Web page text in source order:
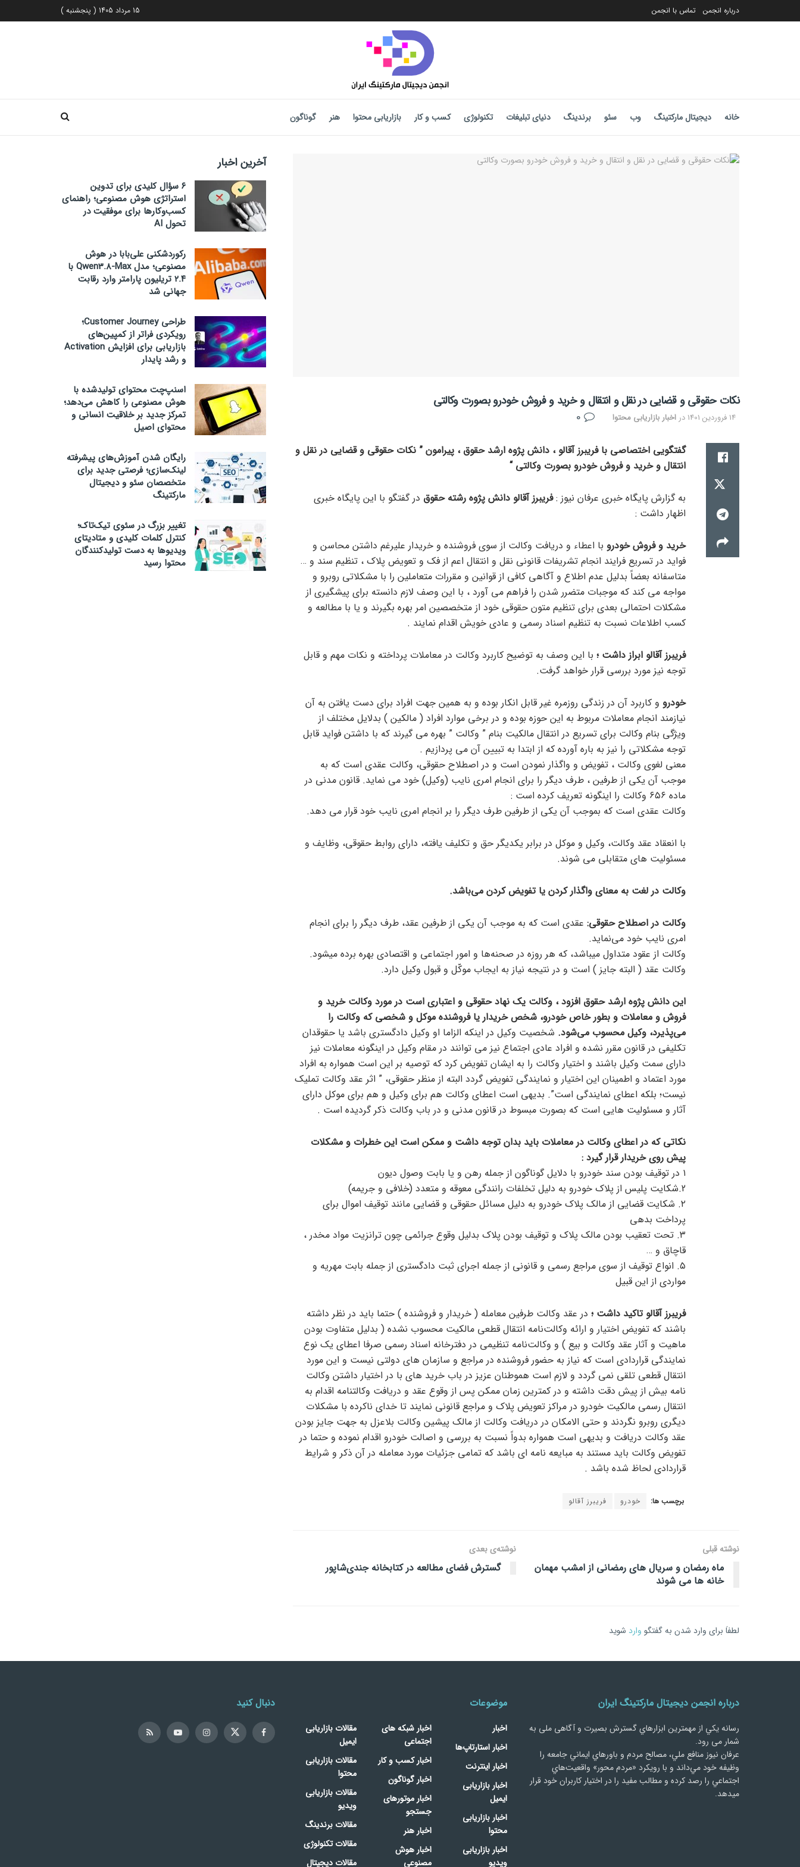
درباره انجمن تماس با انجمن 15 مرداد 1405 ( پنجشنبه )
خانه دیجیتال مارکتینگ وب سئو برندینگ دنیای تبلیغات تکنولوژی کسب و کار بازاریابی محتوا هنر گوناگون
نکات حقوقی و قضایی در نقل و انتقال و خرید و فروش خودرو بصورت وکالتی
14 فروردین 1401 دراخبار بازاریابی محتوا
گفتگویی اختصاصی با فریبرز آقالو ، دانش پژوه ارشد حقوق ، پیرامون ” نکات حقوقی و قضایی در نقل و
انتقال و خرید و فروش خودرو بصورت وکالتی “
به گزارش پایگاه خبری عرفان نیوز :فریبرز آقالو دانش پژوه رشته حقوق در گفتگو با این پایگاه خبری
اظهار داشت :
خرید و فروش خودرو با اعطاء و دریافت وکالت از سوی فروشنده و خریدار علیرغم داشتن محاسن و
فواید در تسریع فرایند انجام تشریفات قانونی نقل و انتقال اعم از فک و تعویض پلاک ، تنظیم سند و …
متاسفانه بعضاً بدلیل عدم اطلاع و آگاهی کافی از قوانین و مقررات متعاملین را با مشکلاتی روبرو و
مواجه می کند که موجبات متضرر شدن را فراهم می آورد ، با این وصف لازم دانسته برای پیشگیری از
مشکلات احتمالی بعدی برای تنظیم متون حقوقی خود از متخصصین امر بهره بگیرند و یا با مطالعه و
کسب اطلاعات نسبت به تنظیم اسناد رسمی و عادی خویش اقدام نمایند .
فریبرز آقالو ابراز داشت ؛ با این وصف به توضیح کاربرد وکالت در معاملات پرداخته و نکات مهم و قابل
توجه نیز مورد بررسی قرار خواهد گرفت.
خودرو و کاربرد آن در زندگی روزمره غیر قابل انکار بوده و به همین جهت افراد برای دست یافتن به آن
نیازمند انجام معاملات مربوط به این حوزه بوده و در برخی موارد افراد ( مالکین ) بدلایل مختلف از
ویژگی بنام وکالت برای تسریع در انتقال مالکیت بنام ” وکالت ” بهره می گیرند که با داشتن فواید قابل
توجه مشکلاتی را نیز به باره آورده که از ابتدا به تبیین آن می پردازیم .
معنی لغوی وکالت ، تفویض و واگذار نمودن است و در اصطلاح حقوقی، وکالت عقدی است که به
موجب آن یکی از طرفین ، طرف دیگر را برای انجام امری نایب (وکیل) خود می نماید. قانون مدنی در
ماده ۶۵۶ وکالت را اینگونه تعریف کرده است :
وکالت عقدی است که بموجب آن یکی از طرفین طرف دیگر را بر انجام امری نایب خود قرار می دهد.
با انعقاد عقد وکالت، وکیل و موکل در برابر یکدیگر حق و تکلیف یافته، دارای روابط حقوقی، وظایف و
مسئولیت های متقابلی می شوند.
وکالت در لغت به معنای واگذار کردن یا تفویض کردن می‌باشد.
وکالت در اصطلاح حقوقی: عقدی است که به موجب آن یکی از طرفین عقد، طرف دیگر را برای انجام
امری نایب خود می‌نماید.
وکالت از عقود متداول میباشد، که هر روزه در صحنه‌ها و امور اجتماعی و اقتصادی بهره برده میشود.
وکالت عقد ( البته جایز ) است و در نتیجه نیاز به ایجاب موکّل و قبول وکیل دارد.
این دانش پژوه ارشد حقوق افزود ، وکالت یک نهاد حقوقی و اعتباری است در مورد وکالت خرید و
فروش و معاملات و بطور خاص خودرو، شخص خریدار یا فروشنده موکل و شخصی که وکالت را
می‌پذیرد، وکیل محسوب می‌شود. شخصیت وکیل در اینکه الزاما او وکیل دادگستری باشد یا حقوقدان
تکلیفی در قانون مقرر نشده و افراد عادی اجتماع نیز می توانند در مقام وکیل در اینگونه معاملات نیز
دارای سمت وکیل باشند و اختیار وکالت را به ایشان تفویض کرد که توصیه بر این است همواره به افراد
مورد اعتماد و اطمینان این اختیار و نمایندگی تفویض گردد البته از منظر حقوقی، ” اثر عقد وکالت تملیک
نیست؛ بلکه اعطای نمایندگی است”. بدیهی است اعطای وکالت هم برای وکیل و هم برای موکل دارای
آثار و مسئولیت هایی است که بصورت مبسوط در قانون مدنی و در باب وکالت ذکر گردیده است .
نکاتی که در اعطای وکالت در معاملات باید بدان توجه داشت و ممکن است این خطرات و مشکلات
پیش روی خریدار قرار گیرد :
۱ در توقیف بودن سند خودرو با دلایل گوناگون از جمله رهن و یا بابت وصول دیون
2.شکایت پلیس از پلاک خودرو به دلیل تخلفات رانندگی معوقه و متعدد (خلافی و جریمه)
۲. شکایت قضایی از مالک پلاک خودرو به دلیل مسائل حقوقی و قضایی مانند توقیف اموال برای
پرداخت بدهی
۳. تحت تعقیب بودن مالک پلاک و توقیف بودن پلاک بدلیل وقوع جرائمی چون ترانزیت مواد مخدر ،
قاچاق و …
۵. انواع توقیف از سوی مراجع رسمی و قانونی از جمله اجرای ثبت دادگستری از جمله بابت مهریه و
مواردی از این قبیل
فریبرز آقالو تاکید داشت ؛ در عقد وکالت طرفین معامله ( خریدار و فروشنده ) حتما باید در نظر داشته
باشند که تفویض اختیار و ارائه وکالت‌نامه انتقال قطعی مالکیت محسوب نشده ( بدلیل متفاوت بودن
ماهیت و آثار عقد وکالت و بیع ) و وکالت‌نامه تنظیمی در دفترخانه اسناد رسمی صرفا اعطای یک نوع
نمایندگی قراردادی است که نیاز به حضور فروشنده در مراجع و سازمان های دولتی نیست و این مورد
انتقال قطعی تلقی نمی گردد و لازم است هموطنان عزیز در باب خرید های با در اختیار داشتن وکالت
نامه بیش از پیش دقت داشته و در کمترین زمان ممکن پس از وقوع عقد و دریافت وکالتنامه اقدام به
انتقال رسمی مالکیت خودرو در مراکز تعویض پلاک و مراجع قانونی نمایند تا خدای ناکرده با مشکلات
دیگری روبرو نگردند و حتی الامکان در دریافت وکالت از مالک پیشین وکالت بلاعزل به جهت جایز بودن
عقد وکالت دریافت و بدیهی است همواره بدواً نسبت به بررسی و اصالت خودرو اقدام نموده و حتما در
تفویض وکالت باید مستند به مبایعه نامه ای باشد که تمامی جزئیات مورد معامله در آن ذکر و شرایط
قراردادی لحاظ شده باشد .
برچسب ها: خودرو فریبرز آقالو
نوشته قبلی
ماه رمضان و سریال های رمضانی از امشب مهمان
خانه ها می شوند
نوشته‌ی بعدی
گسترش فضای مطالعه در کتابخانه جندی‌شاپور
لطفاَ برای وارد شدن به گفتگو وارد شوید
آخرین اخبار
۶ سؤال کلیدی برای تدوین
استراتژی هوش مصنوعی؛ راهنمای
کسب‌وکارها برای موفقیت در
تحول AI
رکوردشکنی علی‌بابا در هوش
مصنوعی؛ مدل Qwen3.8-Max با
۲.۴ تریلیون پارامتر وارد رقابت
جهانی شد
طراحی Customer Journey؛
رویکردی فراتر از کمپین‌های
بازاریابی برای افزایش Activation
و رشد پایدار
اسنپ‌چت محتوای تولیدشده با
هوش مصنوعی را کاهش می‌دهد؛
تمرکز جدید بر خلاقیت انسانی و
محتوای اصیل
رایگان شدن آموزش‌های پیشرفته
لینک‌سازی؛ فرصتی جدید برای
متخصصان سئو و دیجیتال
مارکتینگ
تغییر بزرگ در سئوی تیک‌تاک؛
کنترل کلمات کلیدی و متادیتای
ویدیوها به دست تولیدکنندگان
محتوا رسید
درباره انجمن دیجیتال مارکتینگ ایران
رسانه يكي از مهمترین ابزارهاي گسترش بصیرت و آگاهی ملی به
شمار می رود.
عرفان نیوز منافع ملي، مصالح مردم و باورهاي ايماني جامعه را
وظيفه خود مي‌داند و با رويكرد «مردم‌ محور» واقعيت‌هاي
اجتماعي را رصد کرده و مطالب مفید را در اختیار کاربران خود قرار
میدهد.
موضوعات
اخبار
اخبار استارتاپ‌ها
اخبار اینترنت
اخبار بازاریابی
ایمیل
اخبار بازاریابی
محتوا
اخبار بازاریابی
ویدیو
اخبار شبکه های
اجتماعی
اخبار کسب و کار
اخبار گوناگون
اخبار موتورهای
جستجو
اخبار هنر
اخبار هوش
مصنوعی
مقالات بازاریابی
ایمیل
مقالات بازاریابی
محتوا
مقالات بازاریابی
ویدیو
مقالات برندینگ
مقالات تکنولوژی
مقالات دیجیتال
دنبال کنید